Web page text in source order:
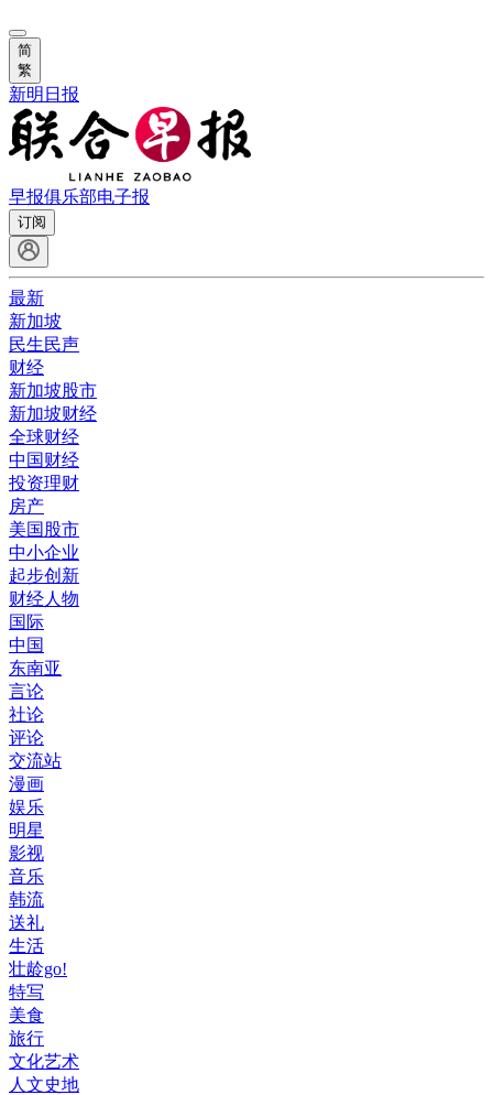
简
繁
新明日报
早报俱乐部电子报
订阅
最新
新加坡
民生民声
财经
新加坡股市
新加坡财经
全球财经
中国财经
投资理财
房产
美国股市
中小企业
起步创新
财经人物
国际
中国
东南亚
言论
社论
评论
交流站
漫画
娱乐
明星
影视
音乐
韩流
送礼
生活
壮龄go!
特写
美食
旅行
文化艺术
人文史地